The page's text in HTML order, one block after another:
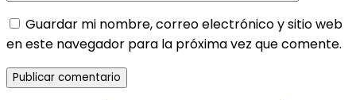
Guardar mi nombre, correo electrónico y sitio web
en este navegador para la próxima vez que comente.